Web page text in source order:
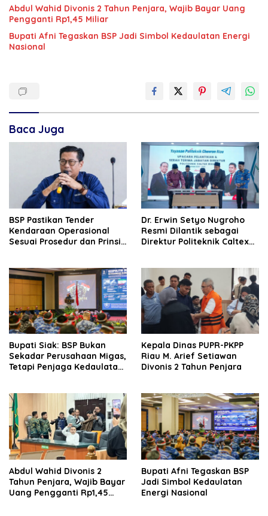
‎‎Abdul Wahid Divonis 2 Tahun Penjara, Wajib Bayar Uang
Pengganti Rp1,45 Miliar
Bupati Afni Tegaskan BSP Jadi Simbol Kedaulatan Energi
Nasional
Baca Juga
BSP Pastikan Tender
Kendaraan Operasional
Sesuai Prosedur dan Prinsip
‎Dr. Erwin Setyo Nugroho
Resmi Dilantik sebagai
Direktur Politeknik Caltex
Bupati Siak: BSP Bukan
Sekadar Perusahaan Migas,
Tetapi Penjaga Kedaulatan
Kepala Dinas PUPR-PKPP
Riau M. Arief Setiawan
Divonis 2 Tahun Penjara
‎‎Abdul Wahid Divonis 2
Tahun Penjara, Wajib Bayar
Uang Pengganti Rp1,45
Bupati Afni Tegaskan BSP
Jadi Simbol Kedaulatan
Energi Nasional